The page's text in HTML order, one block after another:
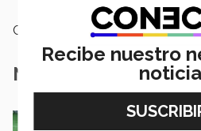
Categoría:
Notas Relacionadas
México va por pase
Recibe nuestro